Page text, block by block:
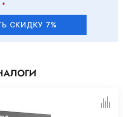
*
СКИДКУ 7%